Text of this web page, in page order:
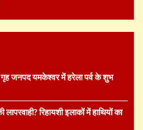
जनपद यमकेश्वर में हरेला पर्व के शुभ
रिहायशी इलाकों में हाथियों का